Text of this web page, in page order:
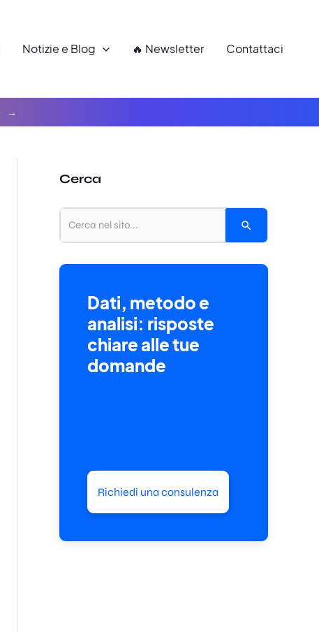
Notizie e Blog 🔥 Newsletter Contattaci
Cerca
Dati, metodo e
analisi: risposte
chiare alle tue
domande
Richiedi una consulenza